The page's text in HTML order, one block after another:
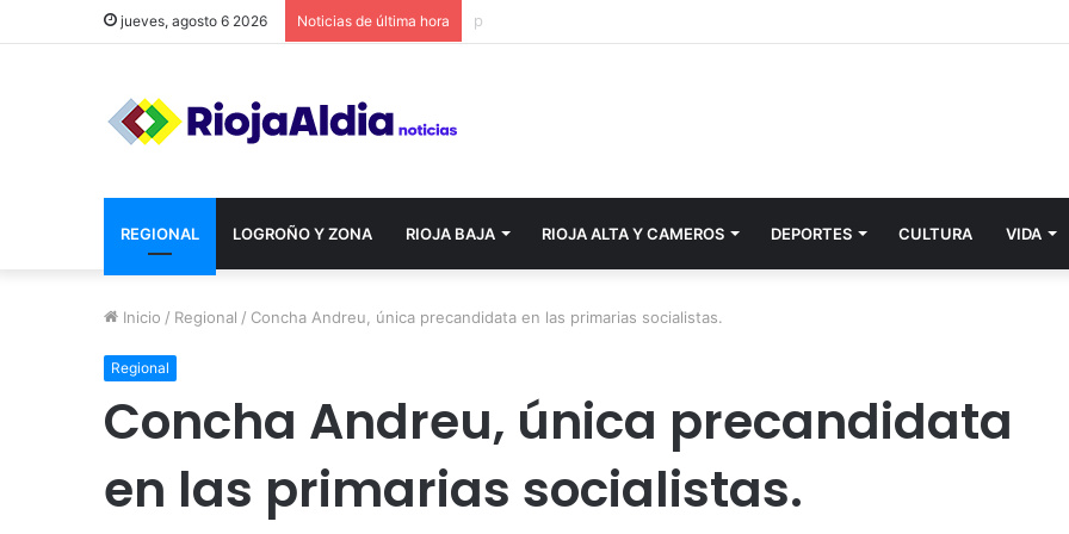
jueves, agosto 6 2026 Noticias de última hora
REGIONAL LOGROÑO Y ZONA RIOJA BAJA RIOJA ALTA Y CAMEROS DEPORTES CULTURA VIDA
Inicio / Regional / Concha Andreu, única precandidata en las primarias socialistas.
Regional
Concha Andreu, única precandidata
en las primarias socialistas.